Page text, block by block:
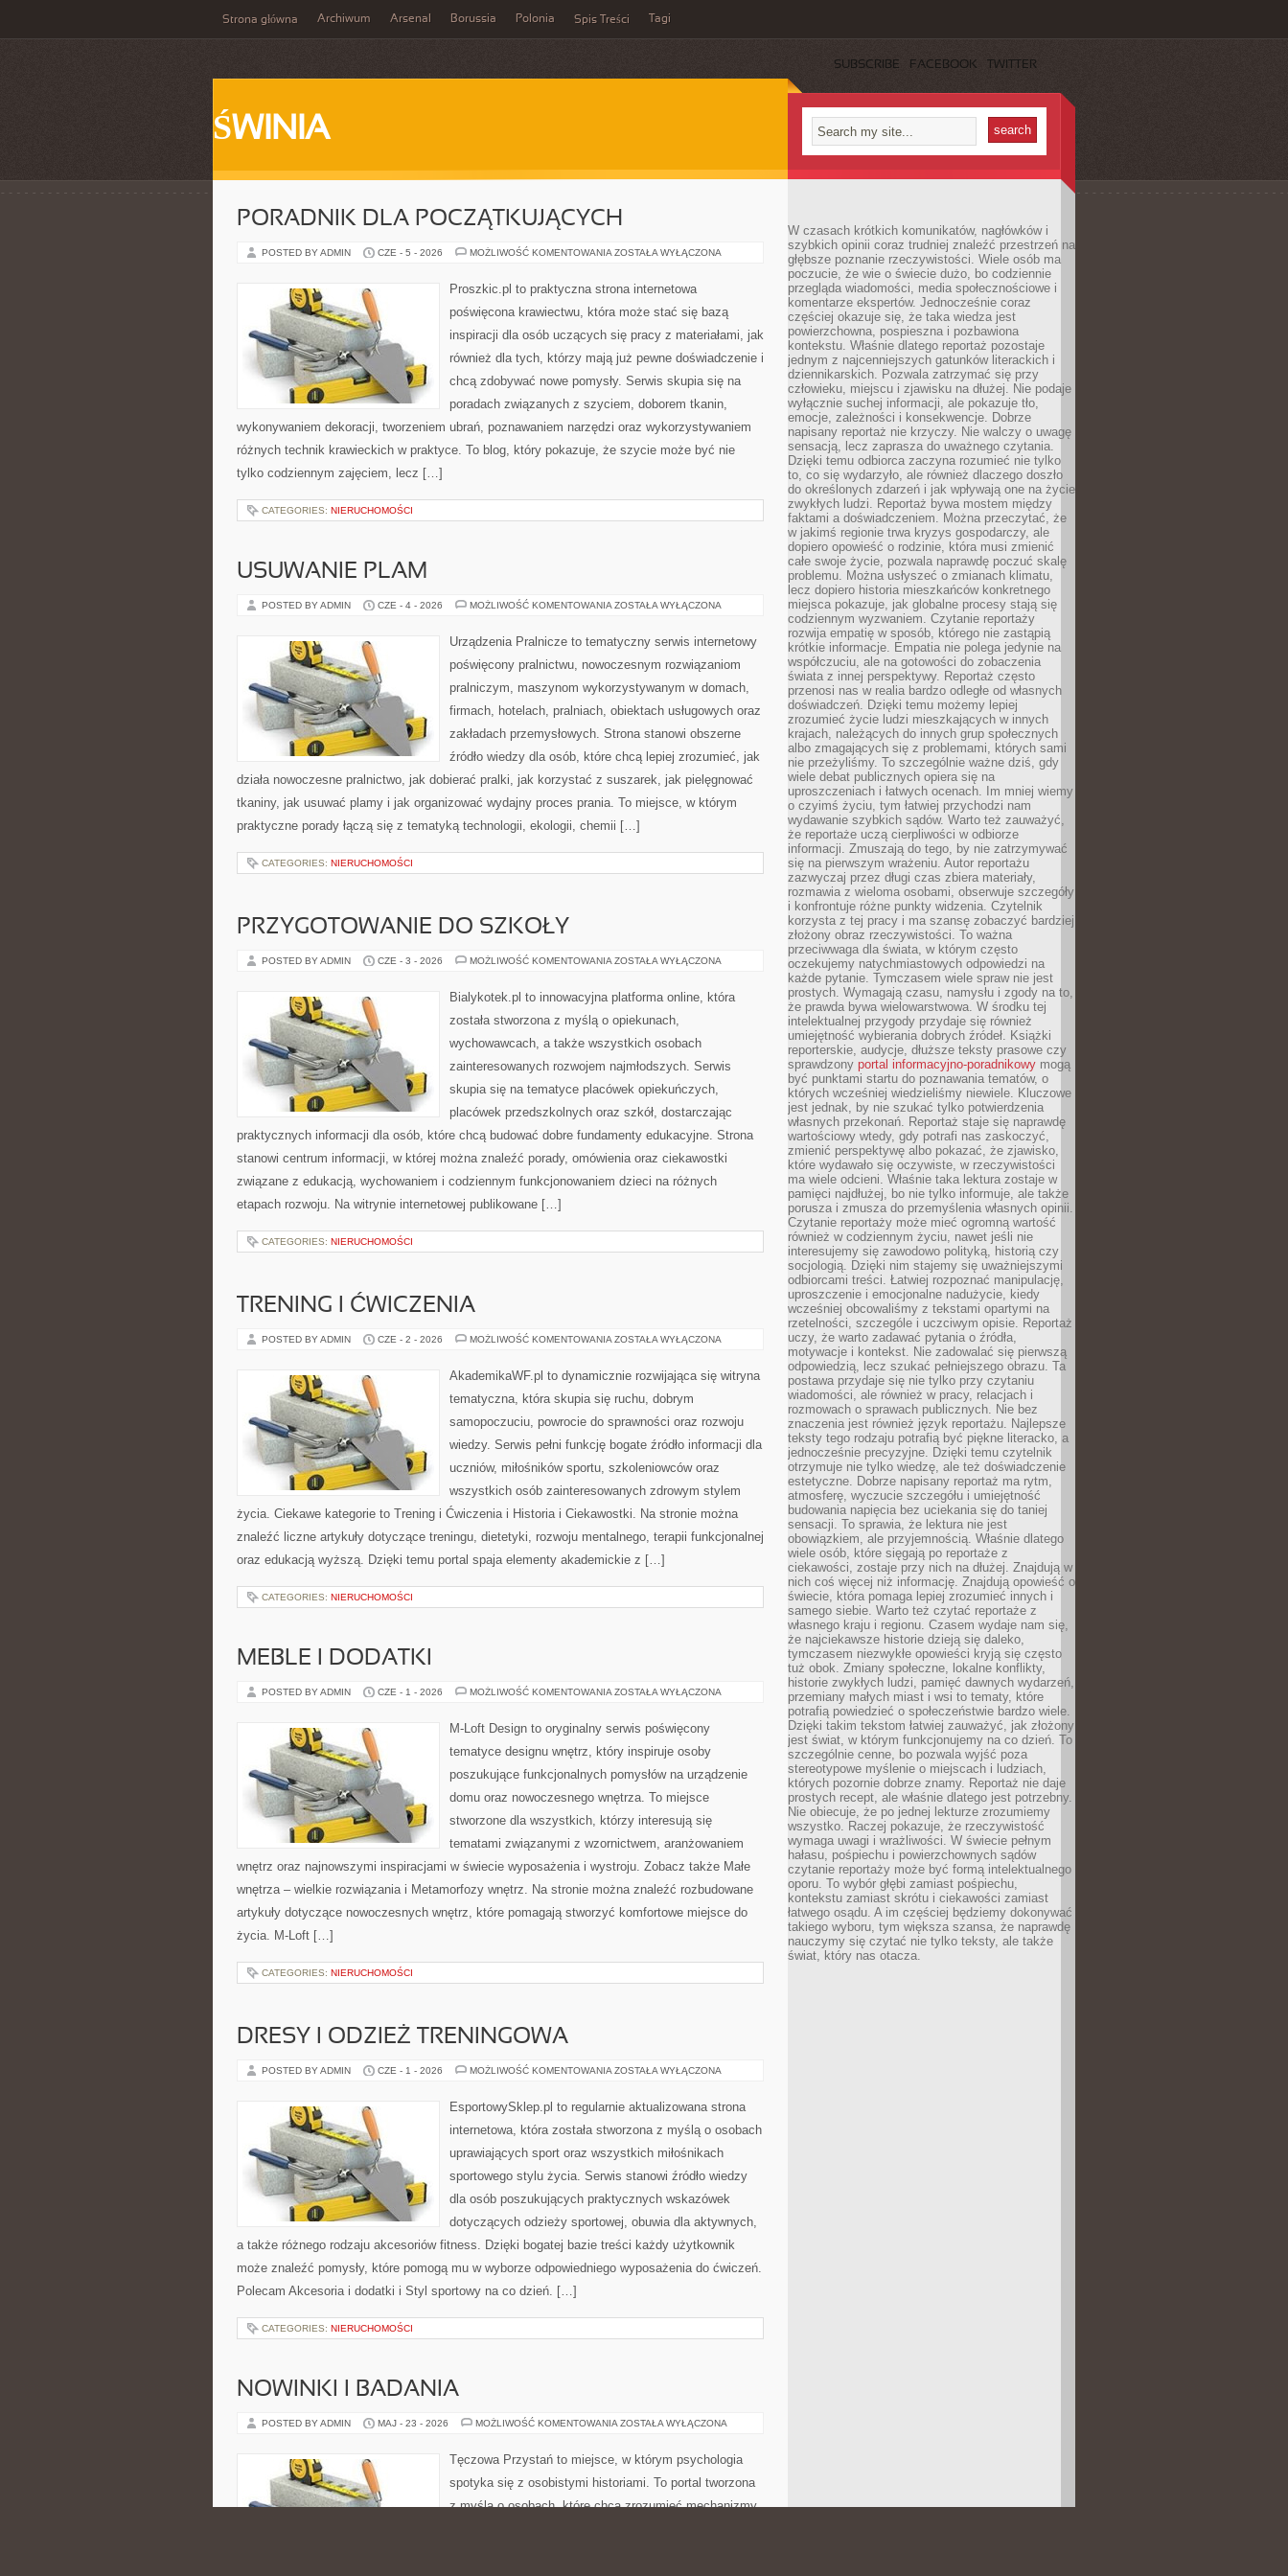
Strona główna Archiwum Arsenal Borussia Polonia Spis Treści Tagi
SUBSCRIBE FACEBOOK TWITTER
ŚWINIA
PORADNIK DLA POCZĄTKUJĄCYCH
POSTED BY ADMIN CZE - 5 - 2026 MOŻLIWOŚĆ KOMENTOWANIA PORADNIK
ZOSTAŁA WYŁĄCZONA
Proszkic.pl to praktyczna strona internetowa
poświęcona krawiectwu, która może stać się bazą
inspiracji dla osób uczących się pracy z materiałami, jak
również dla tych, którzy mają już pewne doświadczenie i
chcą zdobywać nowe pomysły. Serwis skupia się na
poradach związanych z szyciem, doborem tkanin,
wykonywaniem dekoracji, tworzeniem ubrań, poznawaniem narzędzi oraz wykorzystywaniem
różnych technik krawieckich w praktyce. To blog, który pokazuje, że szycie może być nie
tylko codziennym zajęciem, lecz […]
CATEGORIES: NIERUCHOMOŚCI
USUWANIE PLAM
POSTED BY ADMIN CZE - 4 - 2026 MOŻLIWOŚĆ KOMENTOWANIA USUWANIE
ZOSTAŁA WYŁĄCZONA
Urządzenia Pralnicze to tematyczny serwis internetowy
poświęcony pralnictwu, nowoczesnym rozwiązaniom
pralniczym, maszynom wykorzystywanym w domach,
firmach, hotelach, pralniach, obiektach usługowych oraz
zakładach przemysłowych. Strona stanowi obszerne
źródło wiedzy dla osób, które chcą lepiej zrozumieć, jak
działa nowoczesne pralnictwo, jak dobierać pralki, jak korzystać z suszarek, jak pielęgnować
tkaniny, jak usuwać plamy i jak organizować wydajny proces prania. To miejsce, w którym
praktyczne porady łączą się z tematyką technologii, ekologii, chemii […]
CATEGORIES: NIERUCHOMOŚCI
PRZYGOTOWANIE DO SZKOŁY
POSTED BY ADMIN CZE - 3 - 2026 MOŻLIWOŚĆ KOMENTOWANIA PRZYGOTOWANIE
ZOSTAŁA WYŁĄCZONA
Bialykotek.pl to innowacyjna platforma online, która
została stworzona z myślą o opiekunach,
wychowawcach, a także wszystkich osobach
zainteresowanych rozwojem najmłodszych. Serwis
skupia się na tematyce placówek opiekuńczych,
placówek przedszkolnych oraz szkół, dostarczając
praktycznych informacji dla osób, które chcą budować dobre fundamenty edukacyjne. Strona
stanowi centrum informacji, w której można znaleźć porady, omówienia oraz ciekawostki
związane z edukacją, wychowaniem i codziennym funkcjonowaniem dzieci na różnych
etapach rozwoju. Na witrynie internetowej publikowane […]
CATEGORIES: NIERUCHOMOŚCI
TRENING I ĆWICZENIA
POSTED BY ADMIN CZE - 2 - 2026 MOŻLIWOŚĆ KOMENTOWANIA TRENING
ZOSTAŁA WYŁĄCZONA
AkademikaWF.pl to dynamicznie rozwijająca się witryna
tematyczna, która skupia się ruchu, dobrym
samopoczuciu, powrocie do sprawności oraz rozwoju
wiedzy. Serwis pełni funkcję bogate źródło informacji dla
uczniów, miłośników sportu, szkoleniowców oraz
wszystkich osób zainteresowanych zdrowym stylem
życia. Ciekawe kategorie to Trening i Ćwiczenia i Historia i Ciekawostki. Na stronie można
znaleźć liczne artykuły dotyczące treningu, dietetyki, rozwoju mentalnego, terapii funkcjonalnej
oraz edukacją wyższą. Dzięki temu portal spaja elementy akademickie z […]
CATEGORIES: NIERUCHOMOŚCI
MEBLE I DODATKI
POSTED BY ADMIN CZE - 1 - 2026 MOŻLIWOŚĆ KOMENTOWANIA MEBLE
ZOSTAŁA WYŁĄCZONA
M-Loft Design to oryginalny serwis poświęcony
tematyce designu wnętrz, który inspiruje osoby
poszukujące funkcjonalnych pomysłów na urządzenie
domu oraz nowoczesnego wnętrza. To miejsce
stworzone dla wszystkich, którzy interesują się
tematami związanymi z wzornictwem, aranżowaniem
wnętrz oraz najnowszymi inspiracjami w świecie wyposażenia i wystroju. Zobacz także Małe
wnętrza – wielkie rozwiązania i Metamorfozy wnętrz. Na stronie można znaleźć rozbudowane
artykuły dotyczące nowoczesnych wnętrz, które pomagają stworzyć komfortowe miejsce do
życia. M-Loft […]
CATEGORIES: NIERUCHOMOŚCI
DRESY I ODZIEŻ TRENINGOWA
POSTED BY ADMIN CZE - 1 - 2026 MOŻLIWOŚĆ KOMENTOWANIA DRESY
TRENINGOWA
ZOSTAŁA WYŁĄCZONA
EsportowySklep.pl to regularnie aktualizowana strona
internetowa, która została stworzona z myślą o osobach
uprawiających sport oraz wszystkich miłośnikach
sportowego stylu życia. Serwis stanowi źródło wiedzy
dla osób poszukujących praktycznych wskazówek
dotyczących odzieży sportowej, obuwia dla aktywnych,
a także różnego rodzaju akcesoriów fitness. Dzięki bogatej bazie treści każdy użytkownik
może znaleźć pomysły, które pomogą mu w wyborze odpowiedniego wyposażenia do ćwiczeń.
Polecam Akcesoria i dodatki i Styl sportowy na co dzień. […]
CATEGORIES: NIERUCHOMOŚCI
NOWINKI I BADANIA
POSTED BY ADMIN MAJ - 23 - 2026 MOŻLIWOŚĆ KOMENTOWANIA NOWINKI
ZOSTAŁA WYŁĄCZONA
Tęczowa Przystań to miejsce, w którym psychologia
spotyka się z osobistymi historiami. To portal tworzona
z myślą o osobach, które chcą zrozumieć mechanizmy
W czasach krótkich komunikatów, nagłówków i
szybkich opinii coraz trudniej znaleźć przestrzeń na
głębsze poznanie rzeczywistości. Wiele osób ma
poczucie, że wie o świecie dużo, bo codziennie
przegląda wiadomości, media społecznościowe i
komentarze ekspertów. Jednocześnie coraz
częściej okazuje się, że taka wiedza jest
powierzchowna, pospieszna i pozbawiona
kontekstu. Właśnie dlatego reportaż pozostaje
jednym z najcenniejszych gatunków literackich i
dziennikarskich. Pozwala zatrzymać się przy
człowieku, miejscu i zjawisku na dłużej. Nie podaje
wyłącznie suchej informacji, ale pokazuje tło,
emocje, zależności i konsekwencje. Dobrze
napisany reportaż nie krzyczy. Nie walczy o uwagę
sensacją, lecz zaprasza do uważnego czytania.
Dzięki temu odbiorca zaczyna rozumieć nie tylko
to, co się wydarzyło, ale również dlaczego doszło
do określonych zdarzeń i jak wpływają one na życie
zwykłych ludzi. Reportaż bywa mostem między
faktami a doświadczeniem. Można przeczytać, że
w jakimś regionie trwa kryzys gospodarczy, ale
dopiero opowieść o rodzinie, która musi zmienić
całe swoje życie, pozwala naprawdę poczuć skalę
problemu. Można usłyszeć o zmianach klimatu,
lecz dopiero historia mieszkańców konkretnego
miejsca pokazuje, jak globalne procesy stają się
codziennym wyzwaniem. Czytanie reportaży
rozwija empatię w sposób, którego nie zastąpią
krótkie informacje. Empatia nie polega jedynie na
współczuciu, ale na gotowości do zobaczenia
świata z innej perspektywy. Reportaż często
przenosi nas w realia bardzo odległe od własnych
doświadczeń. Dzięki temu możemy lepiej
zrozumieć życie ludzi mieszkających w innych
krajach, należących do innych grup społecznych
albo zmagających się z problemami, których sami
nie przeżyliśmy. To szczególnie ważne dziś, gdy
wiele debat publicznych opiera się na
uproszczeniach i łatwych ocenach. Im mniej wiemy
o czyimś życiu, tym łatwiej przychodzi nam
wydawanie szybkich sądów. Warto też zauważyć,
że reportaże uczą cierpliwości w odbiorze
informacji. Zmuszają do tego, by nie zatrzymywać
się na pierwszym wrażeniu. Autor reportażu
zazwyczaj przez długi czas zbiera materiały,
rozmawia z wieloma osobami, obserwuje szczegóły
i konfrontuje różne punkty widzenia. Czytelnik
korzysta z tej pracy i ma szansę zobaczyć bardziej
złożony obraz rzeczywistości. To ważna
przeciwwaga dla świata, w którym często
oczekujemy natychmiastowych odpowiedzi na
każde pytanie. Tymczasem wiele spraw nie jest
prostych. Wymagają czasu, namysłu i zgody na to,
że prawda bywa wielowarstwowa. W środku tej
intelektualnej przygody przydaje się również
umiejętność wybierania dobrych źródeł. Książki
reporterskie, audycje, dłuższe teksty prasowe czy
sprawdzony portal informacyjno-poradnikowy mogą
być punktami startu do poznawania tematów, o
których wcześniej wiedzieliśmy niewiele. Kluczowe
jest jednak, by nie szukać tylko potwierdzenia
własnych przekonań. Reportaż staje się naprawdę
wartościowy wtedy, gdy potrafi nas zaskoczyć,
zmienić perspektywę albo pokazać, że zjawisko,
które wydawało się oczywiste, w rzeczywistości
ma wiele odcieni. Właśnie taka lektura zostaje w
pamięci najdłużej, bo nie tylko informuje, ale także
porusza i zmusza do przemyślenia własnych opinii.
Czytanie reportaży może mieć ogromną wartość
również w codziennym życiu, nawet jeśli nie
interesujemy się zawodowo polityką, historią czy
socjologią. Dzięki nim stajemy się uważniejszymi
odbiorcami treści. Łatwiej rozpoznać manipulację,
uproszczenie i emocjonalne nadużycie, kiedy
wcześniej obcowaliśmy z tekstami opartymi na
rzetelności, szczególe i uczciwym opisie. Reportaż
uczy, że warto zadawać pytania o źródła,
motywacje i kontekst. Nie zadowalać się pierwszą
odpowiedzią, lecz szukać pełniejszego obrazu. Ta
postawa przydaje się nie tylko przy czytaniu
wiadomości, ale również w pracy, relacjach i
rozmowach o sprawach publicznych. Nie bez
znaczenia jest również język reportażu. Najlepsze
teksty tego rodzaju potrafią być piękne literacko, a
jednocześnie precyzyjne. Dzięki temu czytelnik
otrzymuje nie tylko wiedzę, ale też doświadczenie
estetyczne. Dobrze napisany reportaż ma rytm,
atmosferę, wyczucie szczegółu i umiejętność
budowania napięcia bez uciekania się do taniej
sensacji. To sprawia, że lektura nie jest
obowiązkiem, ale przyjemnością. Właśnie dlatego
wiele osób, które sięgają po reportaże z
ciekawości, zostaje przy nich na dłużej. Znajdują w
nich coś więcej niż informację. Znajdują opowieść o
świecie, która pomaga lepiej zrozumieć innych i
samego siebie. Warto też czytać reportaże z
własnego kraju i regionu. Czasem wydaje nam się,
że najciekawsze historie dzieją się daleko,
tymczasem niezwykłe opowieści kryją się często
tuż obok. Zmiany społeczne, lokalne konflikty,
historie zwykłych ludzi, pamięć dawnych wydarzeń,
przemiany małych miast i wsi to tematy, które
potrafią powiedzieć o społeczeństwie bardzo wiele.
Dzięki takim tekstom łatwiej zauważyć, jak złożony
jest świat, w którym funkcjonujemy na co dzień. To
szczególnie cenne, bo pozwala wyjść poza
stereotypowe myślenie o miejscach i ludziach,
których pozornie dobrze znamy. Reportaż nie daje
prostych recept, ale właśnie dlatego jest potrzebny.
Nie obiecuje, że po jednej lekturze zrozumiemy
wszystko. Raczej pokazuje, że rzeczywistość
wymaga uwagi i wrażliwości. W świecie pełnym
hałasu, pośpiechu i powierzchownych sądów
czytanie reportaży może być formą intelektualnego
oporu. To wybór głębi zamiast pośpiechu,
kontekstu zamiast skrótu i ciekawości zamiast
łatwego osądu. A im częściej będziemy dokonywać
takiego wyboru, tym większa szansa, że naprawdę
nauczymy się czytać nie tylko teksty, ale także
świat, który nas otacza.